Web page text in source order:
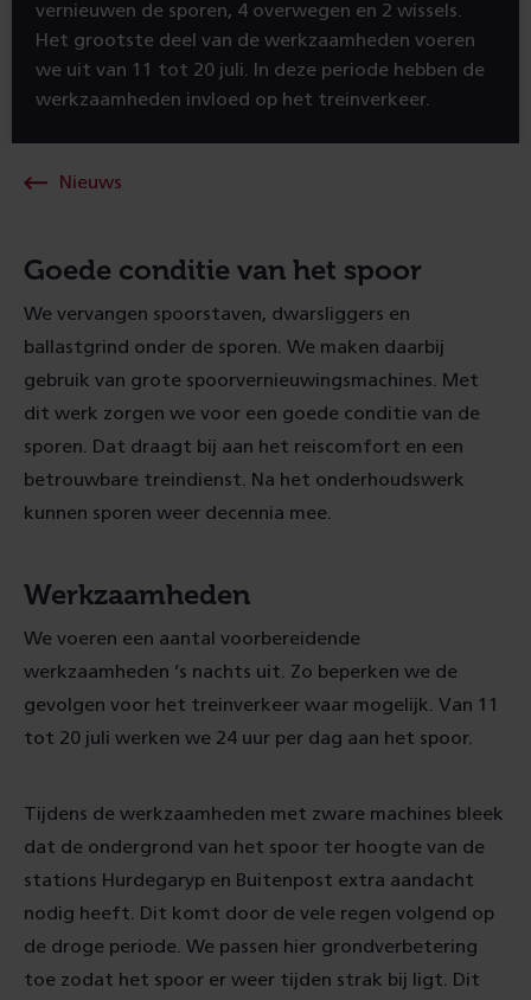
vernieuwen de sporen, 4 overwegen en 2 wissels.
Het grootste deel van de werkzaamheden voeren
we uit van 11 tot 20 juli. In deze periode hebben de
werkzaamheden invloed op het treinverkeer.
Nieuws
Goede conditie van het spoor
We vervangen spoorstaven, dwarsliggers en
ballastgrind onder de sporen. We maken daarbij
gebruik van grote spoorvernieuwingsmachines. Met
dit werk zorgen we voor een goede conditie van de
sporen. Dat draagt bij aan het reiscomfort en een
betrouwbare treindienst. Na het onderhoudswerk
kunnen sporen weer decennia mee.
Werkzaamheden
We voeren een aantal voorbereidende
werkzaamheden ’s nachts uit. Zo beperken we de
gevolgen voor het treinverkeer waar mogelijk. Van 11
tot 20 juli werken we 24 uur per dag aan het spoor.
Tijdens de werkzaamheden met zware machines bleek
dat de ondergrond van het spoor ter hoogte van de
stations Hurdegaryp en Buitenpost extra aandacht
nodig heeft. Dit komt door de vele regen volgend op
de droge periode. We passen hier grondverbetering
toe zodat het spoor er weer tijden strak bij ligt. Dit